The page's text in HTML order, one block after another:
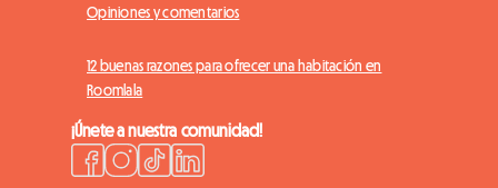
Opiniones y comentarios
12 buenas razones para ofrecer una habitación en
Roomlala
¡Únete a nuestra comunidad!